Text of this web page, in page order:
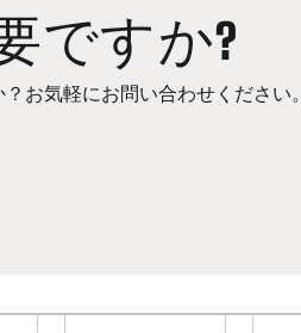
ですか?
お気軽にお問い合わせください。